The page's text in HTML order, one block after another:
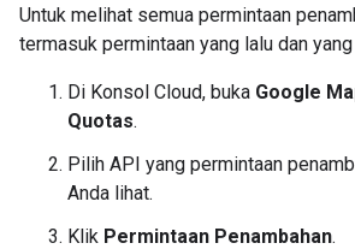
Untuk melihat semua permintaan
termasuk permintaan yang lalu dan
Di Konsol Cloud, buka Google
Quotas.
Pilih API yang permintaan
Anda lihat.
Klik Permintaan Penambahan.